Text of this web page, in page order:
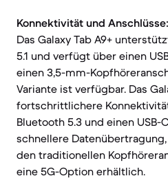
Konnektivität und Anschlüsse:
Das Galaxy Tab A9+
5.1 und verfügt über einen
einen 3,5-mm-
Variante ist verfügbar. Das
fortschrittlichere
Bluetooth 5.3 und einen USB-
schnellere
den traditionellen
eine 5G-Option erhältlich.